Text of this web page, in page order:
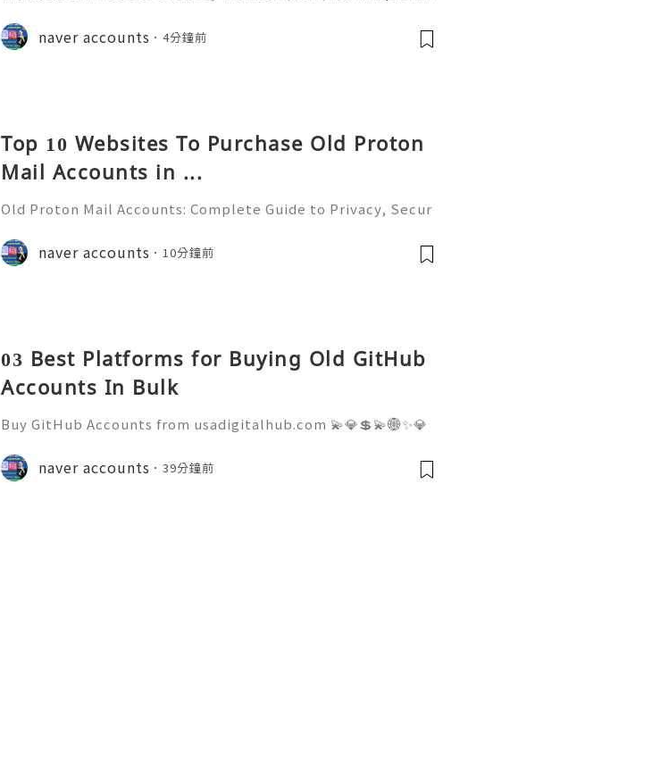
official identification, employment records, taxation, and g
overnment-related pur
naver accounts 4分鐘前
Top 10 Websites To Purchase Old Proton
Mail Accounts in ...
Old Proton Mail Accounts: Complete Guide to Privacy, Secur
liable 24/7 Customer Support 💫💎💲💫🌐✨💎WhatsApp :+1 (5
06) 541-7768 💫💎💲💫🌐✨💎Telegram: @usadig
naver accounts 10分鐘前
03 Best Platforms for Buying Old GitHub
Accounts In Bulk
Buy GitHub Accounts from usadigitalhub.com 💫💎💲💫🌐✨💎
pp :+1 (506) 541-7768 💫💎💲💫🌐✨💎Telegram: @usadigitalhu
b 💫💎💲💫🌐✨💎Discord: usadigitalhub 💫💎💲💫🌐✨💎Email:us
naver accounts 39分鐘前